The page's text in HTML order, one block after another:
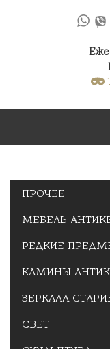
ПРОЧЕЕ
МЕБЕЛЬ
РЕДКИЕ
КАМИНЫ
ЗЕРКАЛА
СВЕТ